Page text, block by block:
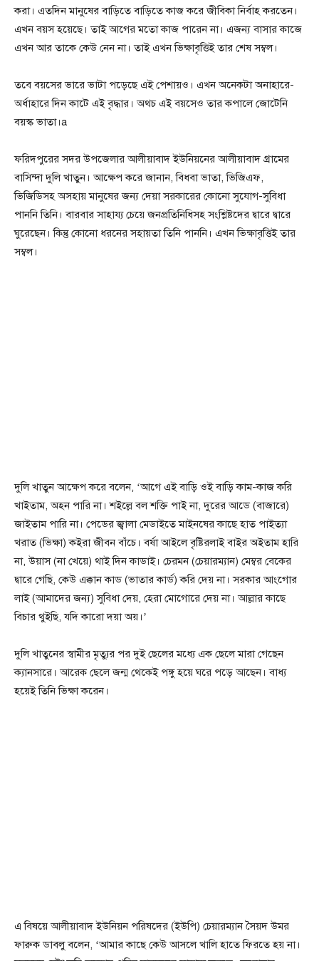
করা। এতদিন মানুষের বাড়িতে বাড়িতে কাজ করে জীবিকা নির্বাহ করতেন।
এখন বয়স হয়েছে। তাই আগের মতো কাজ পারেন না। এজন্য বাসার কাজে
এখন আর তাকে কেউ নেন না। তাই এখন ভিক্ষাবৃত্তিই তার শেষ সম্বল।
তবে বয়সের ভারে ভাটা পড়েছে এই পেশায়ও। এখন অনেকটা অনাহারে-
অর্ধাহারে দিন কাটে এই বৃদ্ধার। অথচ এই বয়সেও তার কপালে জোটেনি
বয়স্ক ভাতা।a
ফরিদপুরের সদর উপজেলার আলীয়াবাদ ইউনিয়নের আলীয়াবাদ গ্রামের
বাসিন্দা দুলি খাতুন। আক্ষেপ করে জানান, বিধবা ভাতা, ভিজিএফ,
ভিজিডিসহ অসহায় মানুষের জন্য দেয়া সরকারের কোনো সুযোগ-সুবিধা
পাননি তিনি। বারবার সাহায্য চেয়ে জনপ্রতিনিধিসহ সংশ্লিষ্টদের দ্বারে দ্বারে
ঘুরেছেন। কিন্তু কোনো ধরনের সহায়তা তিনি পাননি। এখন ভিক্ষাবৃত্তিই তার
সম্বল।
দুলি খাতুন আক্ষেপ করে বলেন, ‘আগে এই বাড়ি ওই বাড়ি কাম-কাজ করি
খাইতাম, অহন পারি না। শইল্লে বল শক্তি পাই না, দুরের আডে (বাজারে)
জাইতাম পারি না। পেডের জ্বালা মেডাইতে মাইনষের কাছে হাত পাইত্যা
খরাত (ভিক্ষা) কইরা জীবন বাঁচে। বর্ষা আইলে বৃষ্টিরলাই বাইর অইতাম হারি
না, উয়াস (না খেয়ে) থাই দিন কাডাই। চেরমন (চেয়ারম্যান) মেম্বর বেকের
দ্বারে গেছি, কেউ এক্কান কাড (ভাতার কার্ড) করি দেয় না। সরকার আংগোর
লাই (আমাদের জন্য) সুবিধা দেয়, হেরা মোগোরে দেয় না। আল্লার কাছে
বিচার থুইছি, যদি কারো দয়া অয়।’
দুলি খাতুনের স্বামীর মৃত্যুর পর দুই ছেলের মধ্যে এক ছেলে মারা গেছেন
ক্যানসারে। আরেক ছেলে জন্ম থেকেই পঙ্গু হয়ে ঘরে পড়ে আছেন। বাধ্য
হয়েই তিনি ভিক্ষা করেন।
এ বিষয়ে আলীয়াবাদ ইউনিয়ন পরিষদের (ইউপি) চেয়ারম্যান সৈয়দ উমর
ফারুক ডাবলু বলেন, ‘আমার কাছে কেউ আসলে খালি হাতে ফিরতে হয় না।